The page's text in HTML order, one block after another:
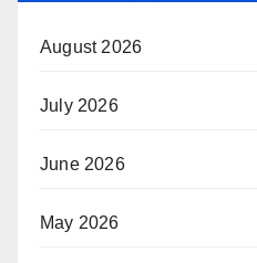
August 2026
July 2026
June 2026
May 2026